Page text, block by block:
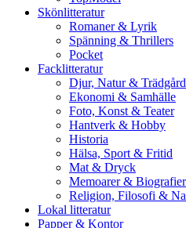
Skönlitteratur
Romaner & Lyrik
Spänning & Thrillers
Pocket
Facklitteratur
Djur, Natur & Trädgård
Ekonomi & Samhälle
Foto, Konst & Teater
Hantverk & Hobby
Historia
Hälsa, Sport & Fritid
Mat & Dryck
Memoarer & Biografier
Religion, Filosofi &
Lokal litteratur
Papper & Kontor